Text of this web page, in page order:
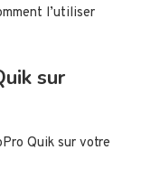
l’utiliser
sur
Quik sur votre